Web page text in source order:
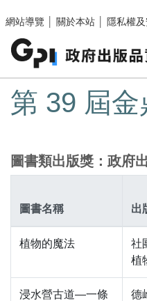
網站導覽
關於本站 隱私權
:::
第 39 屆金
圖書類出版獎：政府
圖書名稱 出
植物的魔法
社
植
浸水營古道—一條
德